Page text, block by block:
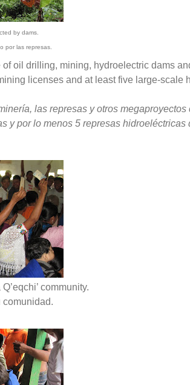
by dams.
por las represas.
oil drilling, mining, hydroelectric dams
licenses and at least five large-scale
las represas y otros megaproyectos
por lo menos 5 represas hidroeléctricas
community.
comunidad.